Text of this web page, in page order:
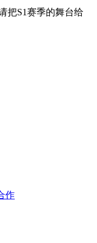
把S1赛季的舞台给
作